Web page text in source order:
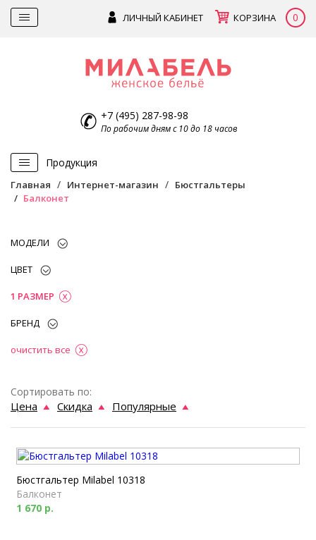
ЛИЧНЫЙ КАБИНЕТ КОРЗИНА 0
+7 (495) 287-98-98
По рабочим дням с 10 до 18 часов
Продукция
Главная Интернет-магазин
Бюстгальтеры
Балконет
МОДЕЛИ
ЦВЕТ
1 РАЗМЕР
БРЕНД
очистить все
Сортировать по:
Цена Скидка Популярные
Бюстгальтер Milabel 10318
Балконет
1 670 р.